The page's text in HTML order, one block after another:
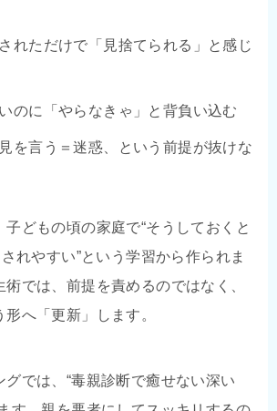
れただけで「見捨てられる」と感じ
のに「やらなきゃ」と背負い込む
を言う＝迷惑、という前提が抜けな
子どもの頃の家庭で“そうしておくと
れやすい”という学習から作られま
では、前提を責めるのではなく、
へ「更新」します。
では、“毒親診断で癒せない深い